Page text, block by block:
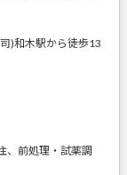
)和木駅から徒歩13
、前処理・試薬調